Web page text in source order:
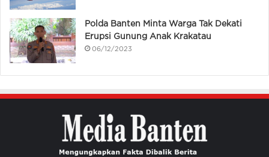
Polda Banten Minta Warga Tak Dekati
Erupsi Gunung Anak Krakatau
06/12/2023